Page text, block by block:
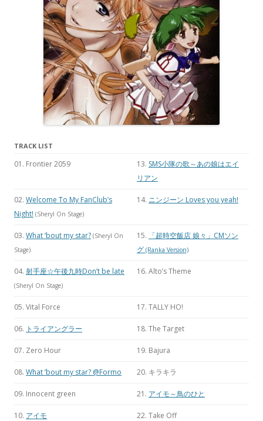
TRACK LIST
01. Frontier 2059 13. SMS小隊の歌～あの娘はエイ
リアン
02. Welcome To My FanClub’s
Night! (Sheryl On Stage)
14. ニンジーン Loves you yeah!
03. What ’bout my star? (Sheryl On
Stage)
15.
「超時空飯店 娘々」CMソン
グ (Ranka Version)
04. 射手座☆午後九時Don’t be late
(Sheryl On Stage)
16. Alto’s Theme
05. Vital Force 17. TALLY HO!
06. トライアングラー 18. The Target
07. Zero Hour 19. Bajura
08. What ’bout my star? @Formo 20. キラキラ
09. Innocent green 21. アイモ～鳥のひと
10. アイモ 22. Take Off